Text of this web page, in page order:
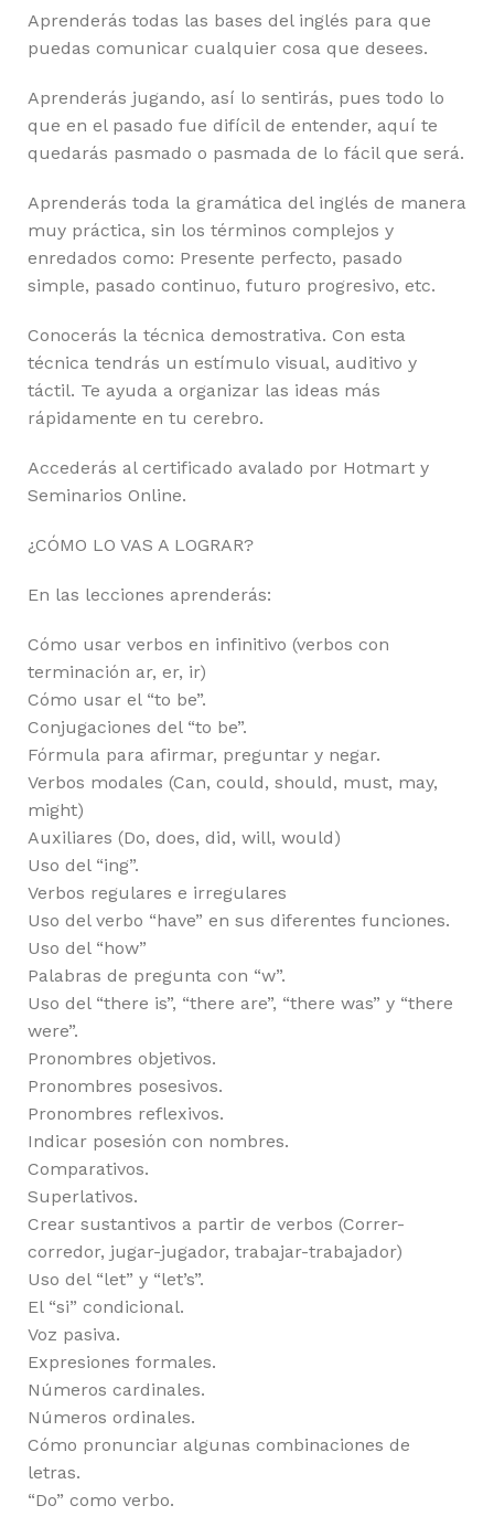
Aprenderás todas las bases del inglés para que
puedas comunicar cualquier cosa que desees.
Aprenderás jugando, así lo sentirás, pues todo lo
que en el pasado fue difícil de entender, aquí te
quedarás pasmado o pasmada de lo fácil que será.
Aprenderás toda la gramática del inglés de manera
muy práctica, sin los términos complejos y
enredados como: Presente perfecto, pasado
simple, pasado continuo, futuro progresivo, etc.
Conocerás la técnica demostrativa. Con esta
técnica tendrás un estímulo visual, auditivo y
táctil. Te ayuda a organizar las ideas más
rápidamente en tu cerebro.
Accederás al certificado avalado por Hotmart y
Seminarios Online.
¿CÓMO LO VAS A LOGRAR?
En las lecciones aprenderás:
Cómo usar verbos en infinitivo (verbos con
terminación ar, er, ir)
Cómo usar el “to be”.
Conjugaciones del “to be”.
Fórmula para afirmar, preguntar y negar.
Verbos modales (Can, could, should, must, may,
might)
Auxiliares (Do, does, did, will, would)
Uso del “ing”.
Verbos regulares e irregulares
Uso del verbo “have” en sus diferentes funciones.
Uso del “how”
Palabras de pregunta con “w”.
Uso del “there is”, “there are”, “there was” y “there
were”.
Pronombres objetivos.
Pronombres posesivos.
Pronombres reflexivos.
Indicar posesión con nombres.
Comparativos.
Superlativos.
Crear sustantivos a partir de verbos (Correr-
corredor, jugar-jugador, trabajar-trabajador)
Uso del “let” y “let’s”.
El “si” condicional.
Voz pasiva.
Expresiones formales.
Números cardinales.
Números ordinales.
Cómo pronunciar algunas combinaciones de
letras.
“Do” como verbo.